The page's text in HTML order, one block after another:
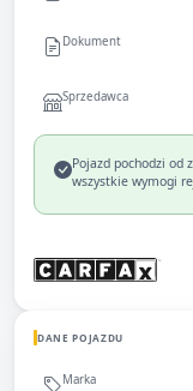
Dokument
Sprzedawca
Pojazd pochodzi od
wszystkie wymogi
DANE POJAZDU
Marka